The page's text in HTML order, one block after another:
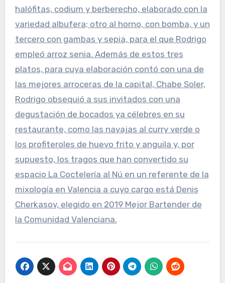
halófitas, codium y berberecho, elaborado con la
variedad albufera; otro al horno, con bomba, y un
tercero con gambas y sepia, para el que Rodrigo
empleó arroz senia. Además de estos tres
platos, para cuya elaboración contó con una de
las mejores arroceras de la capital, Chabe Soler,
Rodrigo obsequió a sus invitados con una
degustación de bocados ya célebres en su
restaurante, como las navajas al curry verde o
los profiteroles de huevo frito y anguila y, por
supuesto, los tragos que han convertido su
espacio La Coctelería al Nú en un referente de la
mixología en Valencia a cuyo cargo está Denis
Cherkasov, elegido en 2019 Mejor Bartender de
la Comunidad Valenciana.